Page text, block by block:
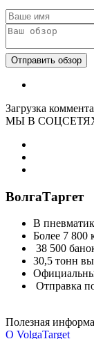
Загрузка
МЫ В
ВолгаТаргет
В
Более 7 800
38 500
30,5 тонн
Отправка
Полезная
О VolgaTarget